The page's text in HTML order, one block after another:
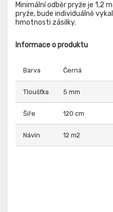
Minimální odběr pryže je 1,2
pryže, bude individuálně
hmotnosti zásilky.
Informace o produktu
Barva Černá
Tloušťka 5 mm
Šíře 120 cm
Návin 12 m2